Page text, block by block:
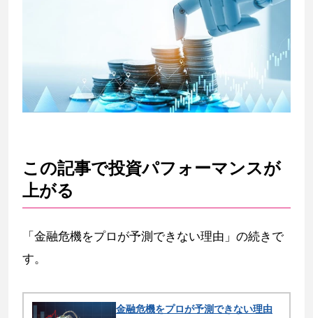
この記事で投資パフォーマンスが
上がる
「金融危機をプロが予測できない理由」の続きで
す。
金融危機をプロが予測できない理由